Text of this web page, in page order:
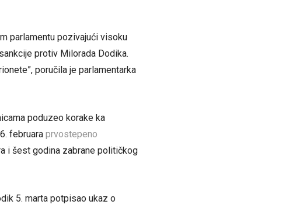
parlamentu pozivajući visoku
protiv Milorada Dodika.
poručila je parlamentarka
poduzeo korake ka
februara prvostepeno
i šest godina zabrane političkog
5. marta potpisao ukaz o